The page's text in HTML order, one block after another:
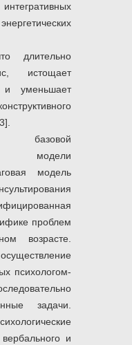
длительно
истощает
и умень­шает
базовой
модели
модель
проблем
возрасте.
психологом-
задачи.
и